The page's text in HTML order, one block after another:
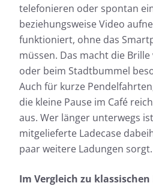
telefonieren oder spontan
beziehungsweise Video
funktioniert, ohne das
müssen. Das macht die
oder beim Stadtbummel
Auch für kurze
die kleine Pause im Café
aus. Wer länger unterwegs
mitgelieferte Ladecase
paar weitere Ladungen sorgt.
Im Vergleich zu